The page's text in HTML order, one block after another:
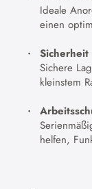
Ideale
einen
Sicherheit
Sichere
kleinstem
helfen,